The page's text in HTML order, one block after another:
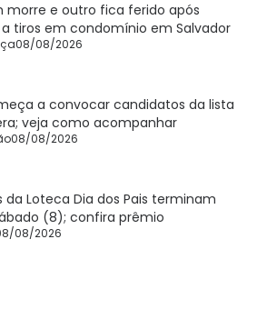
morre e outro fica ferido após
tiros em condomínio em Salvador
08/08/2026
a convocar candidatos da lista
veja como acompanhar
08/08/2026
da Loteca Dia dos Pais terminam
(8); confira prêmio
08/2026